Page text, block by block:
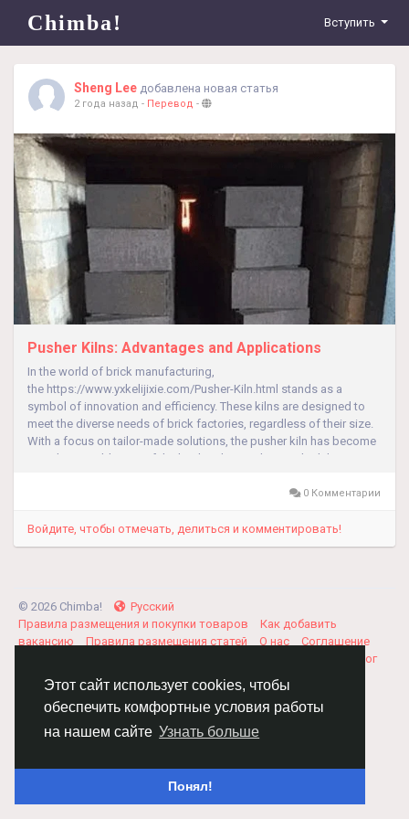
Этот сайт использует cookies, чтобы
обеспечить комфортные условия работы
на нашем сайте Узнать больше
Понял!
Chimba! Вступить
Sheng Lee добавлена новая статья
2 года назад - Перевод -
Pusher Kilns: Advantages and Applications
In the world of brick manufacturing,
the https://www.yxkelijixie.com/Pusher-Kiln.html stands as a
symbol of innovation and efficiency. These kilns are designed to
meet the diverse needs of brick factories, regardless of their size.
With a focus on tailor-made solutions, the pusher kiln has become
an indispensable part of the brick industry. This article delves into
0 Комментарии
Войдите, чтобы отмечать, делиться и комментировать!
© 2026 Chimba!
Русский
Правила размещения и покупки товаров
Как добавить
вакансию
Правила размещения статей О нас
Соглашение
Каталог